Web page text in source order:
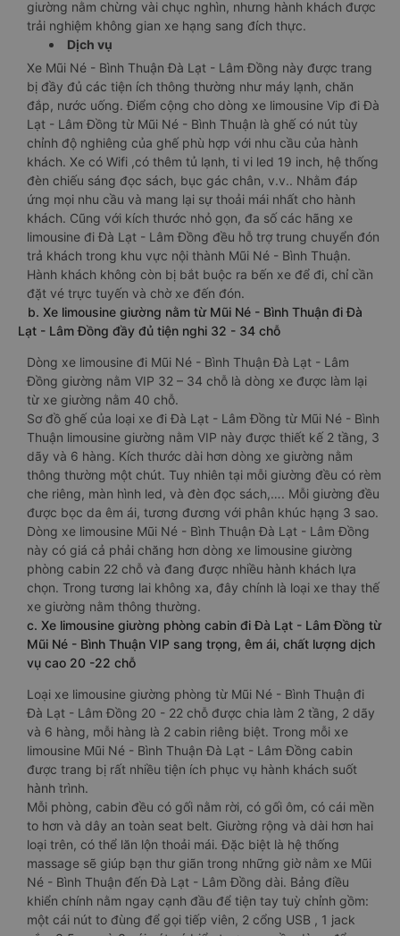
giường nằm chừng vài chục nghìn, nhưng hành khách được
trải nghiệm không gian xe hạng sang đích thực.
Dịch vụ
Xe Mũi Né - Bình Thuận Đà Lạt - Lâm Đồng này được trang
bị đầy đủ các tiện ích thông thường như máy lạnh, chăn
đắp, nước uống. Điểm cộng cho dòng xe limousine Vip đi Đà
Lạt - Lâm Đồng từ Mũi Né - Bình Thuận là ghế có nút tùy
chỉnh độ nghiêng của ghế phù hợp với nhu cầu của hành
khách. Xe có Wifi ,có thêm tủ lạnh, ti vi led 19 inch, hệ thống
đèn chiếu sáng đọc sách, bục gác chân, v.v.. Nhằm đáp
ứng mọi nhu cầu và mang lại sự thoải mái nhất cho hành
khách. Cũng với kích thước nhỏ gọn, đa số các hãng xe
limousine đi Đà Lạt - Lâm Đồng đều hỗ trợ trung chuyển đón
trả khách trong khu vực nội thành Mũi Né - Bình Thuận.
Hành khách không còn bị bắt buộc ra bến xe để đi, chỉ cần
đặt vé trực tuyến và chờ xe đến đón.
b. Xe limousine giường nằm từ Mũi Né - Bình Thuận đi Đà
Lạt - Lâm Đồng đầy đủ tiện nghi 32 - 34 chỗ
Dòng xe limousine đi Mũi Né - Bình Thuận Đà Lạt - Lâm
Đồng giường nằm VIP 32 – 34 chỗ là dòng xe được làm lại
từ xe giường nằm 40 chỗ.
Sơ đồ ghế của loại xe đi Đà Lạt - Lâm Đồng từ Mũi Né - Bình
Thuận limousine giường nằm VIP này được thiết kế 2 tầng, 3
dãy và 6 hàng. Kích thước dài hơn dòng xe giường nằm
thông thường một chút. Tuy nhiên tại mỗi giường đều có rèm
che riêng, màn hình led, và đèn đọc sách,…. Mỗi giường đều
được bọc da êm ái, tương đương với phân khúc hạng 3 sao.
Dòng xe limousine Mũi Né - Bình Thuận Đà Lạt - Lâm Đồng
này có giá cả phải chăng hơn dòng xe limousine giường
phòng cabin 22 chỗ và đang được nhiều hành khách lựa
chọn. Trong tương lai không xa, đây chính là loại xe thay thế
xe giường nằm thông thường.
c. Xe limousine giường phòng cabin đi Đà Lạt - Lâm Đồng từ
Mũi Né - Bình Thuận VIP sang trọng, êm ái, chất lượng dịch
vụ cao 20 -22 chỗ
Loại xe limousine giường phòng từ Mũi Né - Bình Thuận đi
Đà Lạt - Lâm Đồng 20 - 22 chỗ được chia làm 2 tầng, 2 dãy
và 6 hàng, mỗi hàng là 2 cabin riêng biệt. Trong mỗi xe
limousine Mũi Né - Bình Thuận Đà Lạt - Lâm Đồng cabin
được trang bị rất nhiều tiện ích phục vụ hành khách suốt
hành trình.
Mỗi phòng, cabin đều có gối nằm rời, có gối ôm, có cái mền
to hơn và dây an toàn seat belt. Giường rộng và dài hơn hai
loại trên, có thể lăn lộn thoải mái. Đặc biệt là hệ thống
massage sẽ giúp bạn thư giãn trong những giờ nằm xe Mũi
Né - Bình Thuận đến Đà Lạt - Lâm Đồng dài. Bảng điều
khiển chính nằm ngay cạnh đầu để tiện tay tuỳ chỉnh gồm:
một cái nút to đùng để gọi tiếp viên, 2 cổng USB , 1 jack